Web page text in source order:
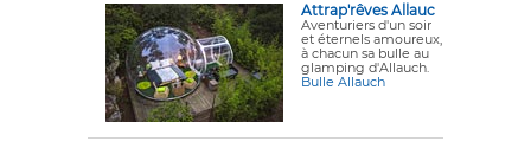
Attrap'rêves Allauc
Aventuriers d'un soir
et éternels amoureux,
à chacun sa bulle au
glamping d'Allauch.
Bulle Allauch